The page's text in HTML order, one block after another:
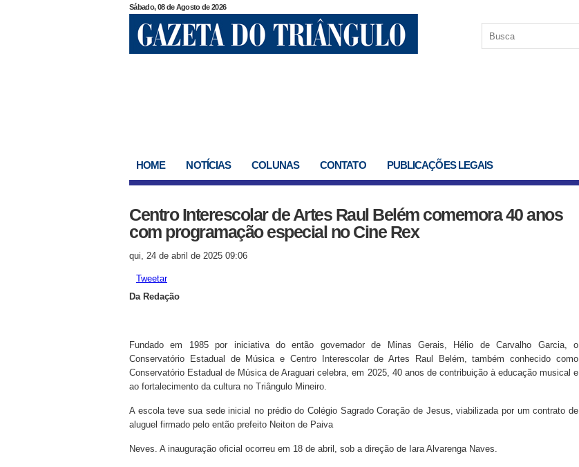
Sábado, 08 de Agosto de 2026
HOME NOTÍCIAS COLUNAS CONTATO PUBLICAÇÕES LEGAIS
Centro Interescolar de Artes Raul Belém comemora 40 anos
com programação especial no Cine Rex
qui, 24 de abril de 2025 09:06
Tweetar
Da Redação
Fundado em 1985 por iniciativa do então governador de Minas Gerais, Hélio de Carvalho Garcia, o
Conservatório Estadual de Música e Centro Interescolar de Artes Raul Belém, também conhecido como
Conservatório Estadual de Música de Araguari celebra, em 2025, 40 anos de contribuição à educação musical e
ao fortalecimento da cultura no Triângulo Mineiro.
A escola teve sua sede inicial no prédio do Colégio Sagrado Coração de Jesus, viabilizada por um contrato de
aluguel firmado pelo então prefeito Neiton de Paiva
Neves. A inauguração oficial ocorreu em 18 de abril, sob a direção de Iara Alvarenga Naves.